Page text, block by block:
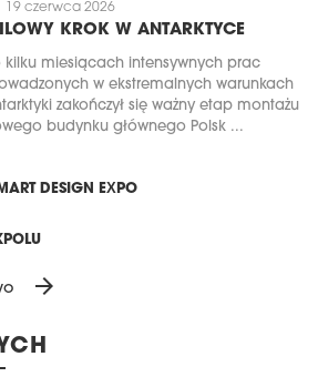
19 czerwca 2026
KROK W ANTARKTYCE
kilku miesiącach intensywnych prac
w ekstremalnych warunkach
zakończył się ważny etap montażu
budynku głównego Polsk ...
DESIGN EXPO
arrow_forward